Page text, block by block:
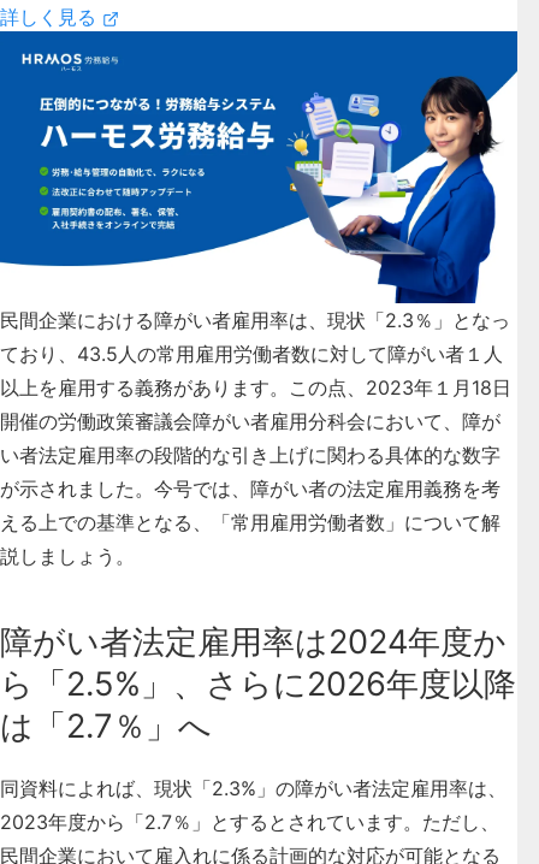
詳しく見る
民間企業における障がい者雇用率は、現状「2.3％」となっ
ており、43.5人の常用雇用労働者数に対して障がい者１人
以上を雇用する義務があります。この点、2023年１月18日
開催の労働政策審議会障がい者雇用分科会において、障が
い者法定雇用率の段階的な引き上げに関わる具体的な数字
が示されました。今号では、障がい者の法定雇用義務を考
える上での基準となる、「常用雇用労働者数」について解
説しましょう。
障がい者法定雇用率は2024年度か
ら「2.5%」、さらに2026年度以降
は「2.7％」へ
同資料によれば、現状「2.3%」の障がい者法定雇用率は、
2023年度から「2.7％」とするとされています。ただし、
民間企業において雇入れに係る計画的な対応が可能となる